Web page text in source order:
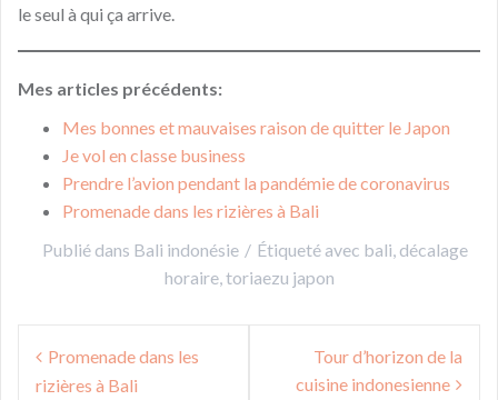
le seul à qui ça arrive.
Mes articles précédents:
Mes bonnes et mauvaises raison de quitter le Japon
Je vol en classe business
Prendre l’avion pendant la pandémie de coronavirus
Promenade dans les rizières à Bali
Publié dans Bali indonésie Étiqueté avec bali, décalage
horaire,toriaezu japon
Navigation
de Promenade dans les
rizières à Bali
Tour d’horizon de la
cuisine indonesienne